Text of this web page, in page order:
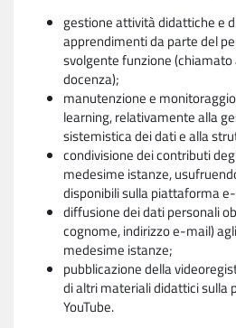
gestione attività didattiche e
apprendimenti da parte del
svolgente funzione
docenza);
manutenzione e
learning, relativamente alla
sistemistica dei dati e alla
condivisione dei contributi
medesime istanze,
disponibili sulla piattaforma
diffusione dei dati personali
cognome, indirizzo e-mail)
medesime istanze;
pubblicazione della
di altri materiali didattici sulla
YouTube.